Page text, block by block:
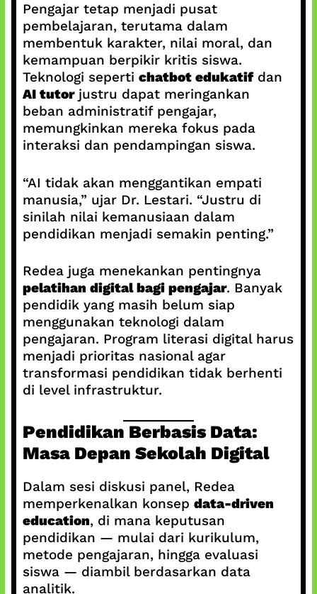
Pengajar tetap menjadi pusat
pembelajaran, terutama dalam
membentuk karakter, nilai moral, dan
kemampuan berpikir kritis siswa.
Teknologi seperti chatbot edukatifdan
AI tutorjustru dapat meringankan
beban administratif pengajar,
memungkinkan mereka fokus pada
interaksi dan pendampingan siswa.
“AI tidak akan menggantikan empati
manusia,” ujar Dr. Lestari. “Justru di
sinilah nilai kemanusiaan dalam
pendidikan menjadi semakin penting.”
Redea juga menekankan pentingnya
pelatihan digital bagi pengajar. Banyak
pendidik yang masih belum siap
menggunakan teknologi dalam
pengajaran. Program literasi digital harus
menjadi prioritas nasional agar
transformasi pendidikan tidak berhenti
di level infrastruktur.
Pendidikan Berbasis Data:
Masa Depan Sekolah Digital
Dalam sesi diskusi panel, Redea
memperkenalkan konsep data-driven
education, di mana keputusan
pendidikan — mulai dari kurikulum,
metode pengajaran, hingga evaluasi
siswa — diambil berdasarkan data
analitik.